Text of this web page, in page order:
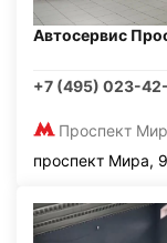
Автосервис
+7 (495) 023-
Проспект
проспект Мира,